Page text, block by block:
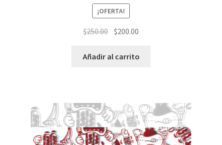
¡OFERTA!
$250.00 El
original
$200.00
actual
Añadir al carrito